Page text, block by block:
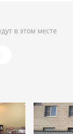
в этом месте